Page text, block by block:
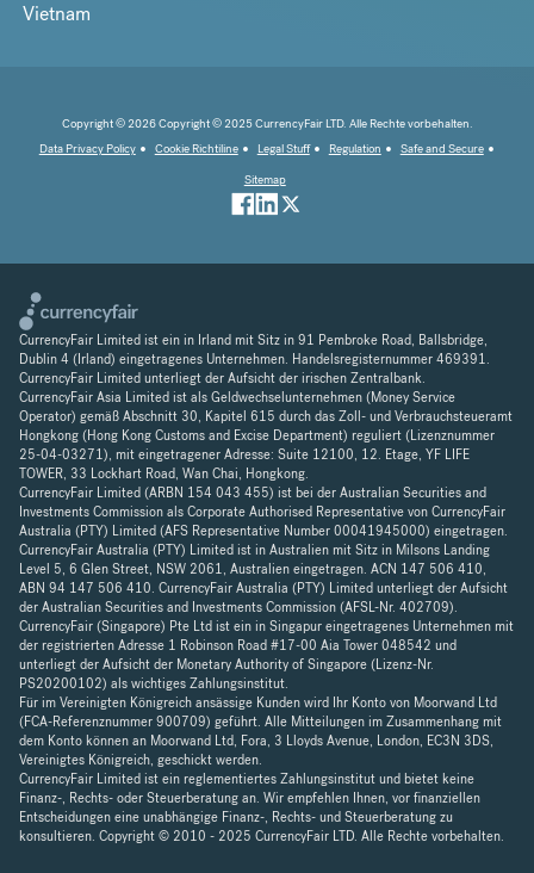
Vietnam
Copyright © 2026 Copyright © 2025 CurrencyFair LTD. Alle Rechte vorbehalten.
Data Privacy Policy
Cookie Richtiline Legal Stuff Regulation
Safe and Secure
Sitemap
CurrencyFair Limited ist ein in Irland mit Sitz in 91 Pembroke Road, Ballsbridge,
Dublin 4 (Irland) eingetragenes Unternehmen. Handelsregisternummer 469391.
CurrencyFair Limited unterliegt der Aufsicht der irischen Zentralbank.
CurrencyFair Asia Limited ist als Geldwechselunternehmen (Money Service
Operator) gemäß Abschnitt 30, Kapitel 615 durch das Zoll- und Verbrauchsteueramt
Hongkong (Hong Kong Customs and Excise Department) reguliert (Lizenznummer
25-04-03271), mit eingetragener Adresse: Suite 12100, 12. Etage, YF LIFE
TOWER, 33 Lockhart Road, Wan Chai, Hongkong.
CurrencyFair Limited (ARBN 154 043 455) ist bei der Australian Securities and
Investments Commission als Corporate Authorised Representative von CurrencyFair
Australia (PTY) Limited (AFS Representative Number 00041945000) eingetragen.
CurrencyFair Australia (PTY) Limited ist in Australien mit Sitz in Milsons Landing
Level 5, 6 Glen Street, NSW 2061, Australien eingetragen. ACN 147 506 410,
ABN 94 147 506 410. CurrencyFair Australia (PTY) Limited unterliegt der Aufsicht
der Australian Securities and Investments Commission (AFSL-Nr. 402709).
CurrencyFair (Singapore) Pte Ltd ist ein in Singapur eingetragenes Unternehmen mit
der registrierten Adresse 1 Robinson Road #17-00 Aia Tower 048542 und
unterliegt der Aufsicht der Monetary Authority of Singapore (Lizenz-Nr.
PS20200102) als wichtiges Zahlungsinstitut.
Für im Vereinigten Königreich ansässige Kunden wird Ihr Konto von Moorwand Ltd
(FCA-Referenznummer 900709) geführt. Alle Mitteilungen im Zusammenhang mit
dem Konto können an Moorwand Ltd, Fora, 3 Lloyds Avenue, London, EC3N 3DS,
Vereinigtes Königreich, geschickt werden.
CurrencyFair Limited ist ein reglementiertes Zahlungsinstitut und bietet keine
Finanz-, Rechts- oder Steuerberatung an. Wir empfehlen Ihnen, vor finanziellen
Entscheidungen eine unabhängige Finanz-, Rechts- und Steuerberatung zu
konsultieren. Copyright © 2010 - 2025 CurrencyFair LTD. Alle Rechte vorbehalten.